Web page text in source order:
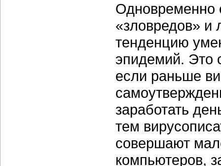
Одновременно
«зловредов»
тенденцию
эпидемий. Это
если раньше
заработать
тем
совершают
компьютеров,